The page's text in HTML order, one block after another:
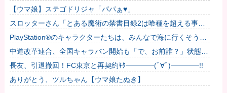
【ウマ娘】ステゴドリジャ「パパぁ♥」
スロッターさん「とある魔術の禁書目録2は喰種を超える事を
意識して作ってるだけあって、演出・ゲーム性は東京喰種より
も良い」...
PlayStation®のキャラクターたちは、みんなで海に行くそうで
すよ?他
中道改革連合、全国キャラバン開始も「で、お前誰？」状態ｗ
ｗｗｗｗ
長友、引退撤回！FC東京と再契約ｷﾀ━━━━(ﾟ∀ﾟ)━━━━!!
ありがとう、ツルちゃん【ウマ娘たぬき】